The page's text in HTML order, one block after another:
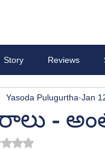
Story Reviews
-
Yasoda Pulugurtha Jan
Rated NaN out of 5 stars.